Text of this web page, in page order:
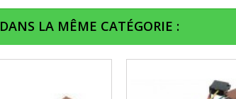
LA MÊME CATÉGORIE :